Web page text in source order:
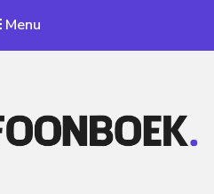
Menu